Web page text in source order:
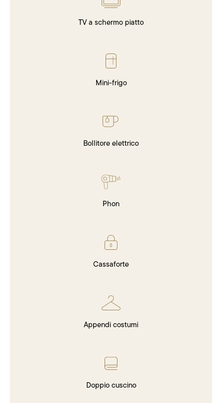
TV a schermo piatto
Mini-frigo
Bollitore elettrico
Phon
Cassaforte
Appendi costumi
Doppio cuscino